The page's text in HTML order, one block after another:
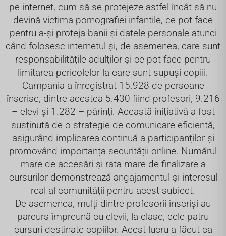
pe internet, cum să se protejeze astfel încât să nu
devină victima pornografiei infantile, ce pot face
pentru a-și proteja banii și datele personale atunci
când folosesc internetul și, de asemenea, care sunt
responsabilitățile adulților și ce pot face pentru
limitarea pericolelor la care sunt supuși copiii.
Campania a înregistrat 15.928 de persoane
înscrise, dintre acestea 5.430 fiind profesori, 9.216
– elevi și 1.282 – părinți. Această inițiativă a fost
susținută de o strategie de comunicare eficientă,
asigurând implicarea continuă a participanților și
promovând importanța securității online. Numărul
mare de accesări și rata mare de finalizare a
cursurilor demonstrează angajamentul și interesul
real al comunității pentru acest subiect.
De asemenea, mulți dintre profesorii înscriși au
parcurs împreună cu elevii, la clase, cele patru
cursuri destinate copiilor. Acest lucru a făcut ca